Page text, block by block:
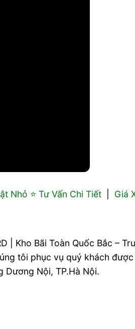
Nhỏ ⭐️ Tư Vấn Chi Tiết Giá
| Kho Bãi Toàn Quốc Bắc –
tôi phục vụ quý khách
Nội, TP.Hà Nội.